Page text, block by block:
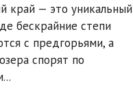
край — это уникальный
бескрайние степи
с предгорьями, а
спорят по